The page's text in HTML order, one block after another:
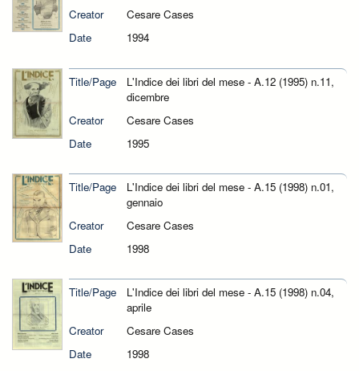
Creator
Cesare Cases
Date
1994
Title/Page
L'Indice dei libri del mese - A.12 (1995) n.11,
dicembre
Creator
Cesare Cases
Date
1995
Title/Page
L'Indice dei libri del mese - A.15 (1998) n.01,
gennaio
Creator
Cesare Cases
Date
1998
Title/Page
L'Indice dei libri del mese - A.15 (1998) n.04,
aprile
Creator
Cesare Cases
Date
1998